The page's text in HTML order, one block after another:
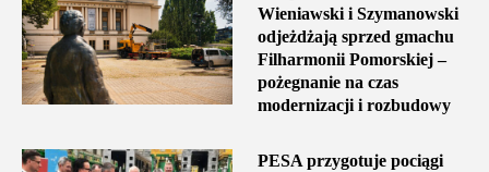
Wieniawski i Szymanowski
odjeżdżają sprzed gmachu
Filharmonii Pomorskiej –
pożegnanie na czas
modernizacji i rozbudowy
PESA przygotuje pociągi